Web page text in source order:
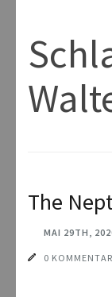
The
MAI 29TH,
0